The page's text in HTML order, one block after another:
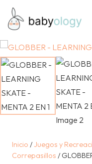
Inicio /Juegos y
Correpasillos /